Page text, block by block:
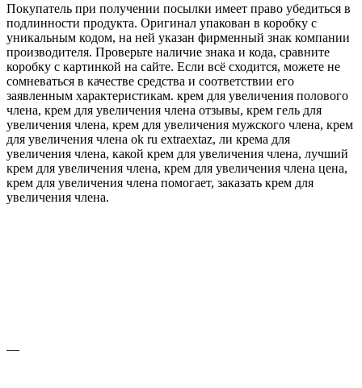
Покупатель при получении посылки имеет право убедиться в
подлинности продукта. Оригинал упакован в коробку с
уникальным кодом, на ней указан фирменный знак компании
производителя. Проверьте наличие знака и кода, сравните
коробку с картинкой на сайте. Если всё сходится, можете не
сомневаться в качестве средства и соответствии его
заявленным характеристикам. крем для увеличения полового
члена, крем для увеличения члена отзывы, крем гель для
увеличения члена, крем для увеличения мужского члена, крем
для увеличения члена ok ru extraextaz, ли крема для
увеличения члена, какой крем для увеличения члена, лучший
крем для увеличения члена, крем для увеличения члена цена,
крем для увеличения члена помогает, заказать крем для
увеличения члена.
—